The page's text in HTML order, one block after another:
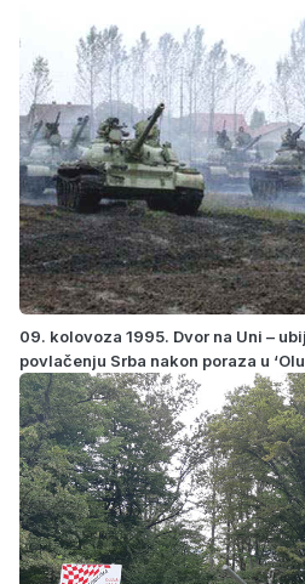
09. kolovoza 1995. Dvor na Uni –
povlačenju Srba nakon poraza u